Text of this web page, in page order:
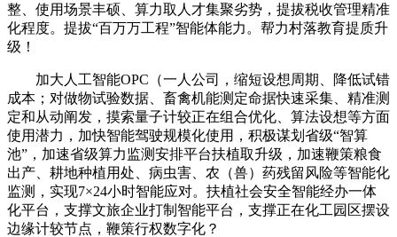
整、使用场景丰硕、算力取人才集聚劣势，提拔税收管理精准
化程度。提拔“百万万工程”智能体能力。帮力村落教育提质升
级！
加大人工智能OPC（一人公司，缩短设想周期、降低试错
成本；对做物试验数据、畜禽机能测定命据快速采集、精准测
定和从动阐发，摸索量子计较正在组合优化、算法设想等方面
使用潜力，加快智能驾驶规模化使用，积极谋划省级“智算
池”，加速省级算力监测安排平台扶植取升级，加速鞭策粮食
出产、耕地种植用处、病虫害、农（兽）药残留风险等智能化
监测，实现7×24小时智能应对。扶植社会安全智能经办一体
化平台，支撑文旅企业打制智能平台，支撑正在化工园区摆设
边缘计较节点，鞭策行权数字化？